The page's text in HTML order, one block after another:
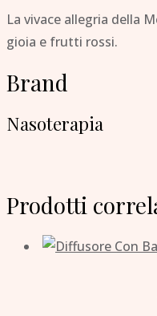
La vivace allegria della
gioia e frutti rossi.
Brand
Nasoterapia
Prodotti